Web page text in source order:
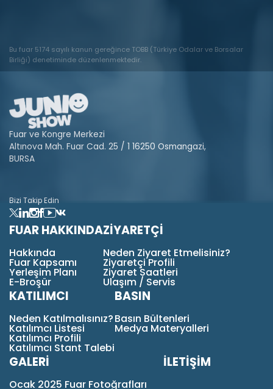
Bu fuar 5174 sayılı kanun gereğince TOBB (Türkiye Odalar ve Borsalar
Birliği) denetiminde düzenlenmektedir.
Fuar ve Kongre Merkezi
Altınova Mah. Fuar Cad. 25 / 1 16250 Osmangazi,
BURSA
Bizi Takip Edin
FUAR HAKKINDA
Hakkında
Fuar Kapsamı
Yerleşim Planı
E-Broşür
ZİYARETÇİ
Neden Ziyaret Etmelisiniz?
Ziyaretçi Profili
Ziyaret Saatleri
Ulaşım / Servis
KATILIMCI
Neden Katılmalısınız?
Katılımcı Listesi
Katılımcı Profili
Katılımcı Stant Talebi
BASIN
Basın Bültenleri
Medya Materyalleri
GALERİ
Ocak 2025 Fuar Fotoğrafları
İLETİŞİM